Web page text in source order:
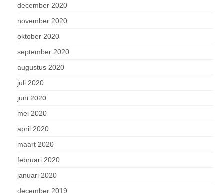
december 2020
november 2020
oktober 2020
september 2020
augustus 2020
juli 2020
juni 2020
mei 2020
april 2020
maart 2020
februari 2020
januari 2020
december 2019